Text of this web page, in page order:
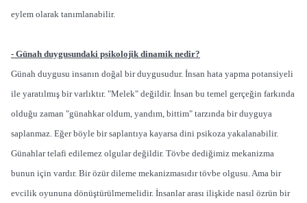
eylem olarak tanımlanabilir.
- Günah duygusundaki psikolojik dinamik nedir?
Günah duygusu insanın doğal bir duygusudur. İnsan hata yapma potansiyeli
ile yaratılmış bir varlıktır. "Melek" değildir. İnsan bu temel gerçeğin farkında
olduğu zaman "günahkar oldum, yandım, bittim" tarzında bir duyguya
saplanmaz. Eğer böyle bir saplantıya kayarsa dini psikoza yakalanabilir.
Günahlar telafi edilemez olgular değildir. Tövbe dediğimiz mekanizma
bunun için vardır. Bir özür dileme mekanizmasıdır tövbe olgusu. Ama bir
evcilik oyununa dönüştürülmemelidir. İnsanlar arası ilişkide nasıl özrün bir